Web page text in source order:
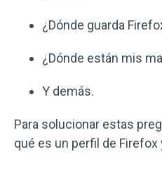
¿Dónde guarda
¿Dónde están mis
Y demás.
Para solucionar estas
qué es un perfil de Firefox